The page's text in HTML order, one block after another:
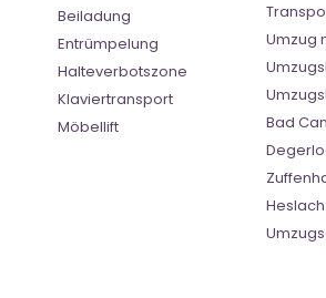
Beiladung
Entrümpelung
Halteverbotszone
Klaviertransport
Möbellift
Umzug
Bad
Heslach